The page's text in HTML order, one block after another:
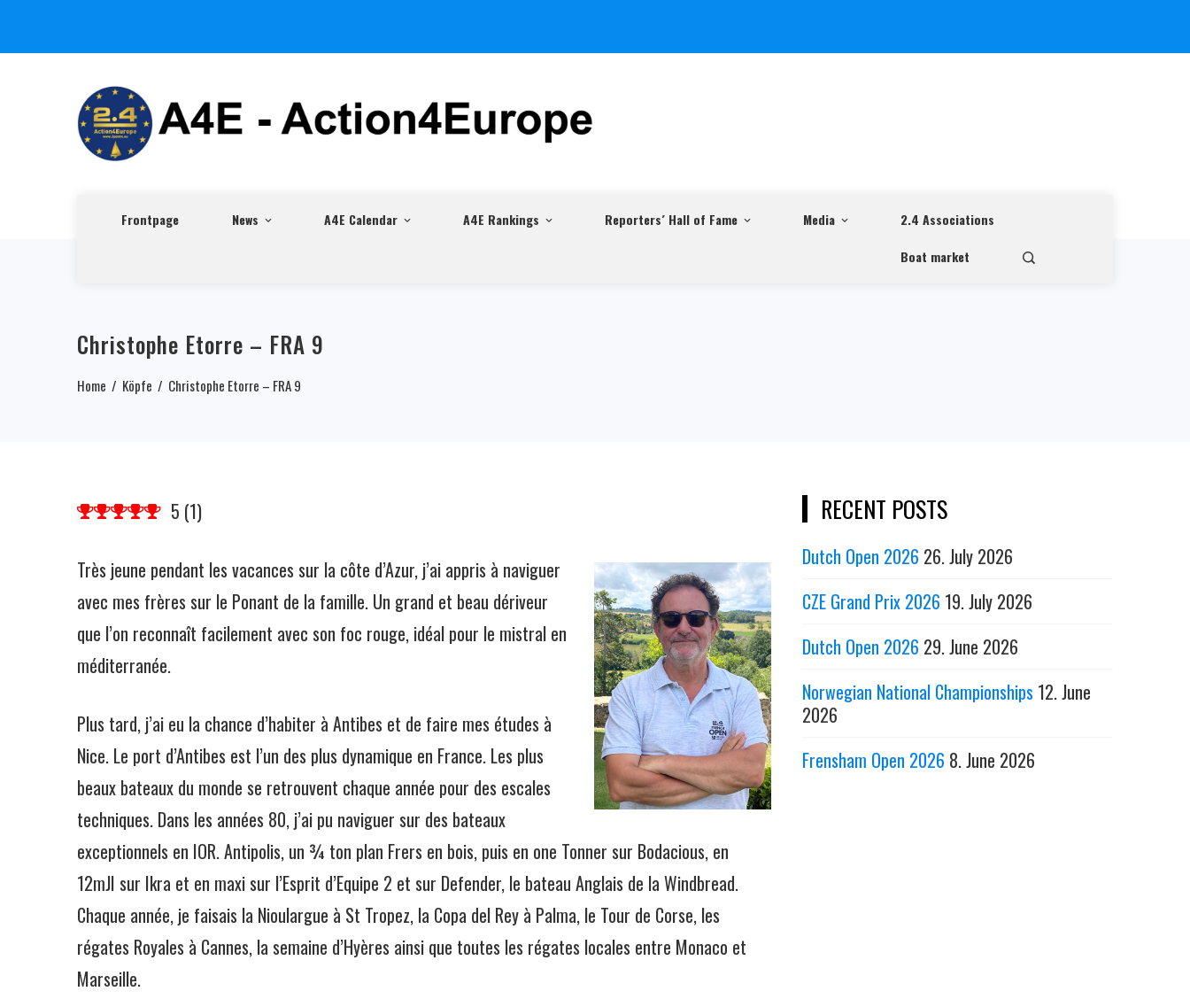
Frontpage News A4E Calendar A4E Rankings Reporters´ Hall of Fame Media
2.4 Associations
Boat market
Christophe Etorre – FRA 9
Home Köpfe Christophe Etorre – FRA 9
5 (1)
Très jeune pendant les vacances sur la côte d’Azur, j’ai appris à naviguer
avec mes frères sur le Ponant de la famille. Un grand et beau dériveur
que l’on reconnaît facilement avec son foc rouge, idéal pour le mistral en
méditerranée.
Plus tard, j’ai eu la chance d’habiter à Antibes et de faire mes études à
Nice. Le port d’Antibes est l’un des plus dynamique en France. Les plus
beaux bateaux du monde se retrouvent chaque année pour des escales
techniques. Dans les années 80, j’ai pu naviguer sur des bateaux
exceptionnels en IOR. Antipolis, un ¾ ton plan Frers en bois, puis en one Tonner sur Bodacious, en
12mJI sur Ikra et en maxi sur l’Esprit d’Equipe 2 et sur Defender, le bateau Anglais de la Windbread.
Chaque année, je faisais la Nioulargue à St Tropez, la Copa del Rey à Palma, le Tour de Corse, les
régates Royales à Cannes, la semaine d’Hyères ainsi que toutes les régates locales entre Monaco et
Marseille.
RECENT POSTS
Dutch Open 2026 26. July 2026
CZE Grand Prix 2026 19. July 2026
Dutch Open 2026 29. June 2026
Norwegian National Championships 12. June
2026
Frensham Open 2026 8. June 2026